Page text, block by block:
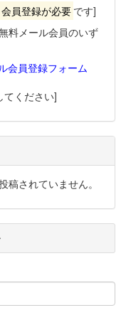
会員登録が必要 です]
料メール会員のいず
会員登録フォーム
てください]
稿されていません。